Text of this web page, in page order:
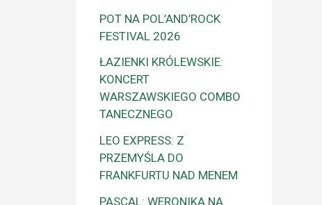
POT NA POL’AND’ROCK
FESTIVAL 2026
ŁAZIENKI KRÓLEWSKIE:
KONCERT
WARSZAWSKIEGO COMBO
TANECZNEGO
LEO EXPRESS: Z
PRZEMYŚLA DO
FRANKFURTU NAD MENEM
PASCAL: WERONIKA NA